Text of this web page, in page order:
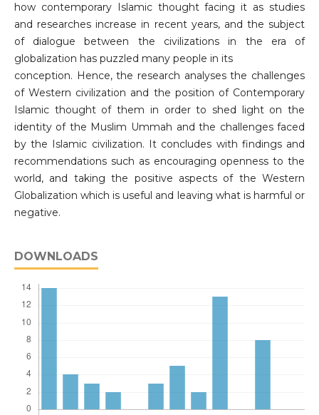
how contemporary Islamic thought facing it as studies
and researches increase in recent years, and the subject
of dialogue between the civilizations in the era of
globalization has puzzled many people in its
conception. Hence, the research analyses the challenges
of Western civilization and the position of Contemporary
Islamic thought of them in order to shed light on the
identity of the Muslim Ummah and the challenges faced
by the Islamic civilization. It concludes with findings and
recommendations such as encouraging openness to the
world, and taking the positive aspects of the Western
Globalization which is useful and leaving what is harmful or
negative.
DOWNLOADS